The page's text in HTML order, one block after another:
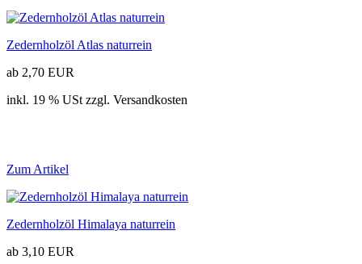
Zedernholzöl Atlas naturrein
ab 2,70 EUR
inkl. 19 % USt zzgl. Versandkosten
Zum Artikel
Zedernholzöl Himalaya naturrein
ab 3,10 EUR